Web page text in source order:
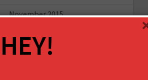
November 2015
September 2015
HEY!